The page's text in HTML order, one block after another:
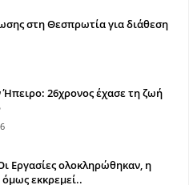
στη Θεσπρωτία για διάθεση
26χρονος έχασε τη ζωή
Εργασίες ολοκληρώθηκαν, η
εκκρεμεί..